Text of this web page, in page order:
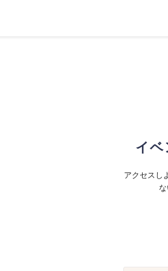
イベ
アクセスし